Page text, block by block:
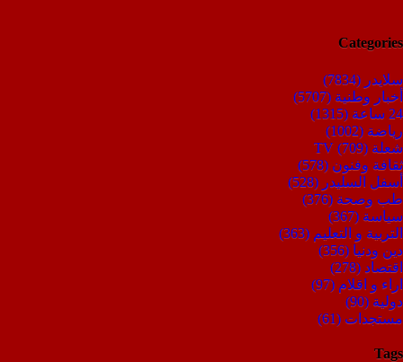
Categories
سلايدر (7834)
أخبار وطنية (5707)
24 ساعة
(1315)
رياضة (1002)
شعلة TV (709)
ثقافة وفنون (578)
أسفل السليدر (528)
طب وصحة (376)
سياسة (367)
التربية و التعليم (363)
دين ودنيا (356)
اقتصاد (278)
اراء و اقلام (97)
دولية (90)
مستجدات (61)
Tags